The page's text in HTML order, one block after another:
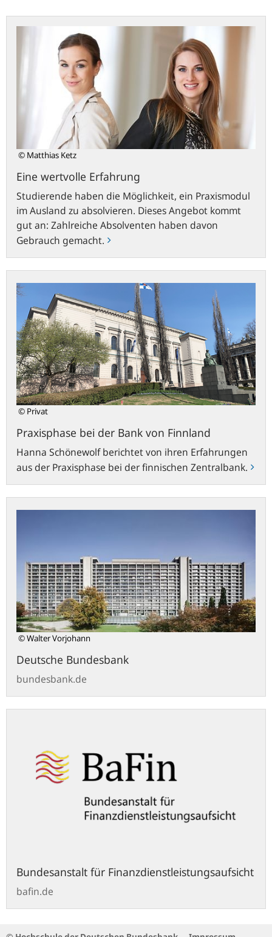
© Matthias Ketz
Eine wertvolle Erfahrung
Studierende haben die Möglichkeit, ein Praxismodul
im Ausland zu absolvieren. Dieses Angebot kommt
gut an: Zahlreiche Absolventen haben davon
Gebrauch gemacht.
Eine
© Privat
Praxisphase bei der Bank von Finnland
Hanna Schönewolf berichtet von ihren Erfahrungen
aus der Praxisphase bei der finnischen Zentralbank.
bei
Bank
von
Finnland
© Walter Vorjohann
Deutsche Bundesbank
bundesbank.de
Bundesanstalt für Finanzdienstleistungsaufsicht
bafin.de